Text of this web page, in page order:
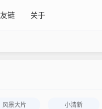
友链 关于
风景大片 小清新